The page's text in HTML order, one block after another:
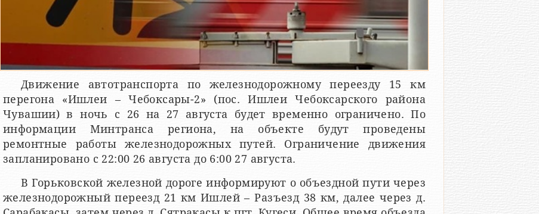
Движение автотранспорта по железнодорожному переезду 15 км
перегона «Ишлеи – Чебоксары-2» (пос. Ишлеи Чебоксарского района
Чувашии) в ночь с 26 на 27 августа будет временно ограничено. По
информации Минтранса региона, на объекте будут проведены
ремонтные работы железнодорожных путей. Ограничение движения
запланировано с 22:00 26 августа до 6:00 27 августа.
В Горьковской железной дороге информируют о объездной пути через
железнодорожный переезд 21 км Ишлей – Разъезд 38 км, далее через д.